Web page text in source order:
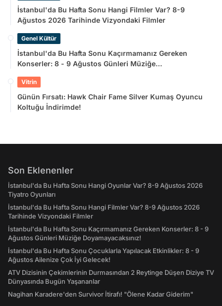
İstanbul'da Bu Hafta Sonu Hangi Filmler Var? 8-9
Ağustos 2026 Tarihinde Vizyondaki Filmler
Genel Kültür
İstanbul'da Bu Hafta Sonu Kaçırmamanız Gereken
Konserler: 8 - 9 Ağustos Günleri Müziğe
Vitrin
Günün Fırsatı: Hawk Chair Fame Silver Kumaş Oyuncu
Koltuğu İndirimde!
Son Eklenenler
İstanbul'da Bu Hafta Sonu Hangi Oyunlar Var? 8-9 Ağustos 2026
Tiyatro Oyunları
İstanbul'da Bu Hafta Sonu Hangi Filmler Var? 8-9 Ağustos 2026
Tarihinde Vizyondaki Filmler
İstanbul'da Bu Hafta Sonu Kaçırmamanız Gereken Konserler: 8 - 9
Ağustos Günleri Müziğe Doyamayacaksınız!
İstanbul'da Bu Hafta Sonu Çocuklarla Yapılacak Etkinlikler: 8 - 9
Ağustos Ailenize Çok İyi Gelecek!
ATV Dizisinin Çekimlerinin Durmasından 2 Reytinge Düşen Diziye TV
Dünyasında Bugün Yaşananlar
Nagihan Karadere'den Survivor İtirafı! "Ölene Kadar Giderim"